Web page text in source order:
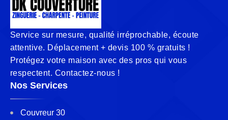
Service sur mesure, qualité irréprochable, écoute
attentive. Déplacement + devis 100 % gratuits !
Protégez votre maison avec des pros qui vous
respectent. Contactez-nous !
Nos Services
Couvreur 30